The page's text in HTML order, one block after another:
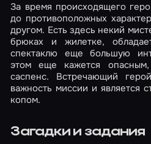
За время происходящего
до противоположных
другом. Есть здесь некий
брюках и жилетке,
спектаклю еще большую
этом еще кажется
саспенс. Встречающий
важность миссии и является
копом.
Загадки и задания